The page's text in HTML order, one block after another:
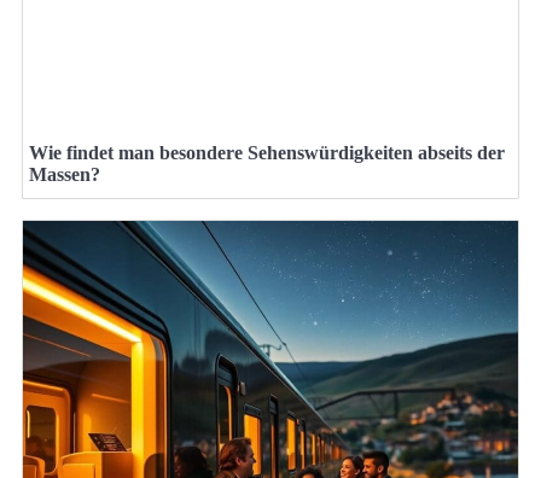
Wie findet man besondere Sehenswürdigkeiten abseits der
Massen?